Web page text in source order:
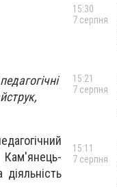
Кам'янець-
15:30
7 серпня
15:21
7 серпня
15:11
7 серпня